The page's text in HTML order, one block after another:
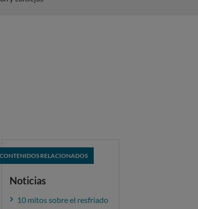
CONTENIDOS RELACIONADOS
Noticias
10 mitos sobre el resfriado